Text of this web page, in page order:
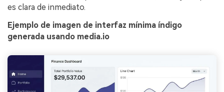
es clara de inmediato.
Ejemplo de imagen de interfaz mínima índigo
generada usando media.io